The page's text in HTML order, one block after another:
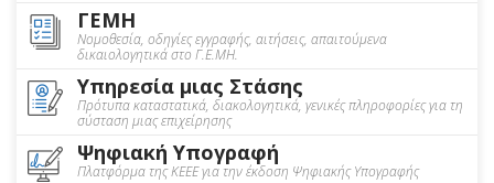
ΓΕΜΗ
Νομοθεσία, οδηγίες εγγραφής, αιτήσεις, απαιτούμενα
δικαιολογητικά στο Γ.Ε.ΜΗ.
Υπηρεσία μιας Στάσης
Πρότυπα καταστατικά, διακολογητικά, γενικές πληροφορίες για τη
σύσταση μιας επιχείρησης
Ψηφιακή Υπογραφή
Πλατφόρμα της ΚΕΕΕ για την έκδοση Ψηφιακής Υπογραφής